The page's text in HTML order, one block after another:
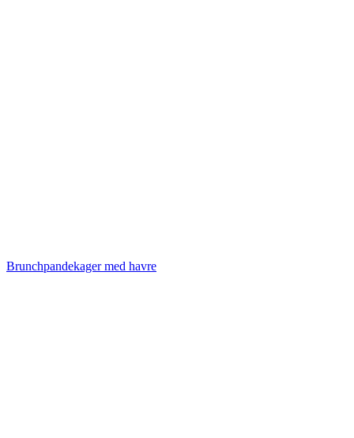
Brunchpandekager med havre